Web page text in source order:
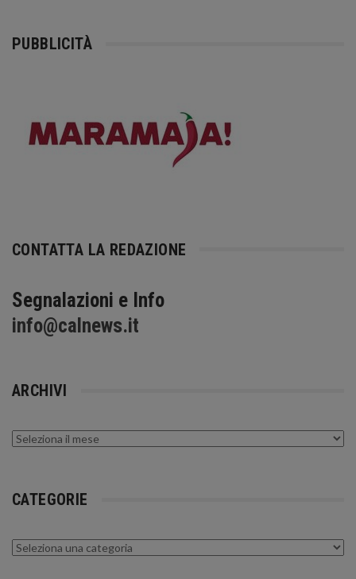
PUBBLICITÀ
CONTATTA LA REDAZIONE
Segnalazioni e Info
info@calnews.it
ARCHIVI
Archivi
CATEGORIE
Categorie